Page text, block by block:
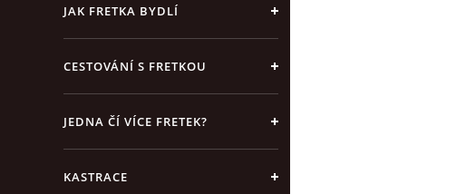
JAK FRETKA BYDLÍ
CESTOVÁNÍ S FRETKOU
JEDNA ČÍ VÍCE FRETEK?
KASTRACE